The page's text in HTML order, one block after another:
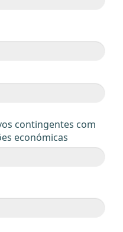
contingentes com
económicas